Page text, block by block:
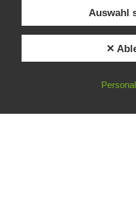
Gradwandler –
Auswahl
✕